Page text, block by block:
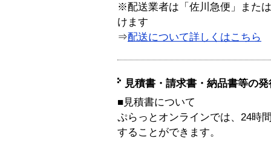
※配送業者は「佐川急便」また
けます
⇒配送について詳しくはこちら
見積書・請求書・納品書等の
■見積書について
ぷらっとオンラインでは、24時
することができます。